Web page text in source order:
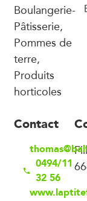
Boulangerie-
Pâtisserie,
Pommes de
terre,
Produits
horticoles
Contact
0494/11
32 56